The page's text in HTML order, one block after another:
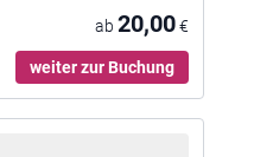
ab 20,00€
weiter zur Buchung